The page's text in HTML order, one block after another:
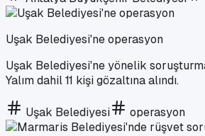
Uşak Belediyesi'ne operasyon
Uşak Belediyesi'ne yönelik
Yalım dahil 11 kişi gözaltına alındı.
Uşak Belediyesi operasyon